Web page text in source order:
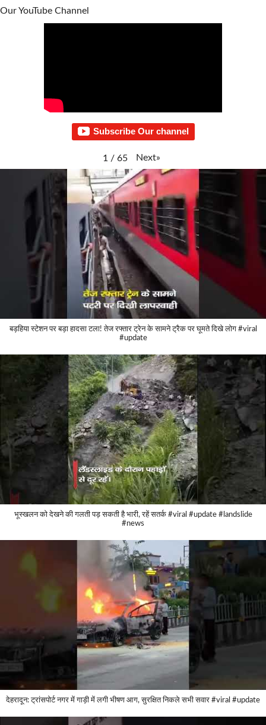
Our YouTube Channel
Subscribe Our channel
1 / 65 Next»
बड़हिया स्टेशन पर बड़ा हादसा टला! तेज रफ्तार ट्रेन के सामने ट्रैक पर घूमते दिखे लोग #viral
#update
भूस्खलन को देखने की गलती पड़ सकती है भारी, रहें सतर्क #viral #update #landslide
#news
देहरादून: ट्रांसपोर्ट नगर में गाड़ी में लगी भीषण आग, सुरक्षित निकले सभी सवार #viral #update